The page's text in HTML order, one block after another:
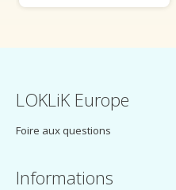
LOKLiK Europe
Foire aux questions
Informations